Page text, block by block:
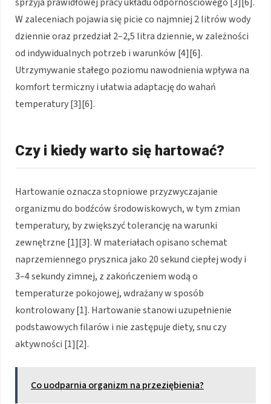
W zaleceniach pojawia się picie co najmniej 2 litrów wody
dziennie oraz przedział 2–2,5 litra dziennie, w zależności
od indywidualnych potrzeb i warunków [4][6].
Utrzymywanie stałego poziomu nawodnienia wpływa na
komfort termiczny i ułatwia adaptację do wahań
temperatury [3][6].
Czy i kiedy warto się hartować?
Hartowanie oznacza stopniowe przyzwyczajanie
organizmu do bodźców środowiskowych, w tym zmian
temperatury, by zwiększyć tolerancję na warunki
zewnętrzne [1][3]. W materiałach opisano schemat
naprzemiennego prysznica jako 20 sekund ciepłej wody i
3–4 sekundy zimnej, z zakończeniem wodą o
temperaturze pokojowej, wdrażany w sposób
kontrolowany [1]. Hartowanie stanowi uzupełnienie
podstawowych filarów i nie zastępuje diety, snu czy
aktywności [1][2].
Co uodparnia organizm na przeziębienia?